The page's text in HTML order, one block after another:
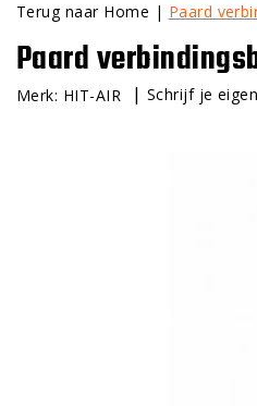
Terug naar Home | Paard
Paard
Merk: HIT-AIR | Schrijf je